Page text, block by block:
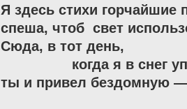
Я здесь стихи горчайшие
спеша, чтоб  свет
Сюда, в тот день,
когда я в снег
ты и привел бездомную